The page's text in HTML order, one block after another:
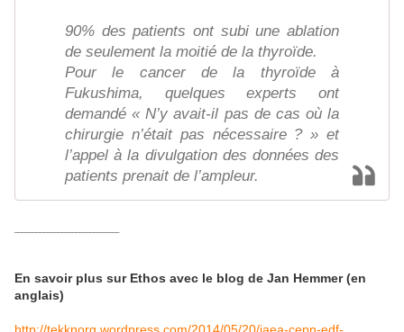
90% des patients ont subi une ablation
de seulement la moitié de la thyroïde.
Pour le cancer de la thyroïde à
Fukushima, quelques experts ont
demandé « N’y avait-il pas de cas où la
chirurgie n’était pas nécessaire ? » et
l’appel à la divulgation des données des
patients prenait de l’ampleur.
En savoir plus sur Ethos avec le blog de Jan Hemmer (en
anglais)